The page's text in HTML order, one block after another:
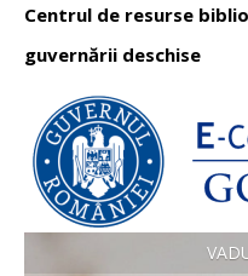
Centrul de resurse
guvernării deschise